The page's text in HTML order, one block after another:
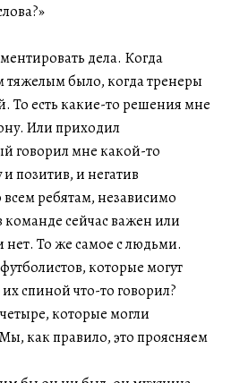
дела. Когда
тяжелым было, когда тренеры
То есть какие-то решения мне
Или приходил
говорил мне какой-то
позитив, и негатив
ребятам, независимо
команде сейчас важен или
нет. То же самое с людьми.
которые могут
их спиной что-то говорил?
которые могли
как правило, это проясняем